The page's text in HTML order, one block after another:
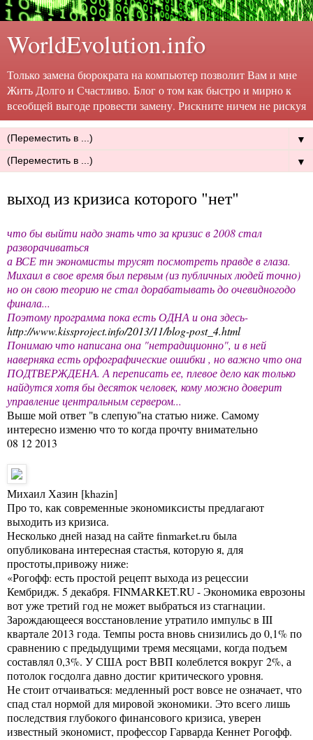
WorldEvolution.info
Только замена бюрократа на компьютер позволит Вам и мне
Жить Долго и Счастливо. Блог о том как быстро и мирно к
всеобщей выгоде провести замену. Рискните ничем не рискуя
▼
▼
выход из кризиса которого "нет"
что бы выйти надо знать что за кризис в 2008 стал
разворачиваться
а ВСЕ тн экономисты трусят посмотреть правде в глаза.
Михаил в свое время был первым (из публичных людей точно)
но он свою теорию не стал дорабатывать до очевидногодо
финала...
Поэтому программа пока есть ОДНА и она здесь-
http://www.kissproject.info/2013/11/blog-post_4.html
Понимаю что написана она "нетрадиционно", и в ней
наверняка есть орфографические ошибки , но важно что она
ПОДТВЕРЖДЕНА. А переписать ее, плевое дело как только
найдутся хотя бы десяток человек, кому можно доверит
управление центральным сервером...
Выше мой ответ "в слепую"на статью ниже. Самому
интересно изменю что то когда прочту внимательно
08 12 2013
Михаил Хазин [khazin]
Про то, как современные экономиксисты предлагают
выходить из кризиса.
Несколько дней назад на сайте finmarket.ru была
опубликована интересная стастья, которую я, для
простоты,привожу ниже:
«Рогофф: есть простой рецепт выхода из рецессии
Кембридж. 5 декабря. FINMARKET.RU - Экономика еврозоны
вот уже третий год не может выбраться из стагнации.
Зарождающееся восстановление утратило импульс в III
квартале 2013 года. Темпы роста вновь снизились до 0,1% по
сравнению с предыдущими тремя месяцами, когда подъем
составлял 0,3%. У США рост ВВП колеблется вокруг 2%, а
потолок госдолга давно достиг критического уровня.
Не стоит отчаиваться: медленный рост вовсе не означает, что
спадстал нормой для мировой экономики. Это всего лишь
последствия глубокого финансового кризиса, уверен
известный экономист, профессор Гарварда Кеннет Рогофф.